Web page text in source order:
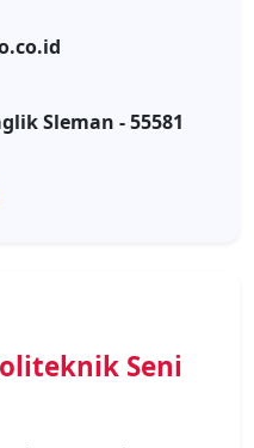
Sleman - 55581
Seni